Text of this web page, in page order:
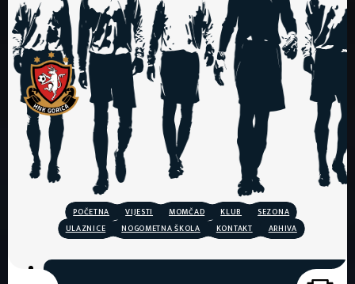
POČETNA VIJESTI MOMČAD KLUB
SEZONA
ULAZNICE
NOGOMETNA ŠKOLA KONTAKT ARHIVA